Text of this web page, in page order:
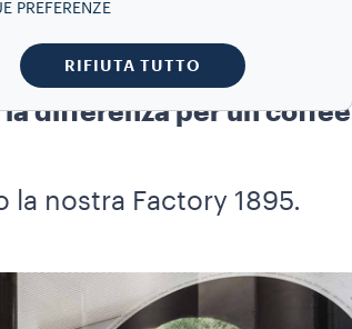
differenza per un coffee
nostra Factory 1895.
PREFERENZE
RIFIUTA TUTTO